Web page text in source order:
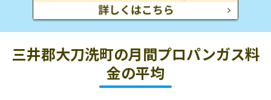
三井郡大刀洗町の月間プロパンガス料
金の平均